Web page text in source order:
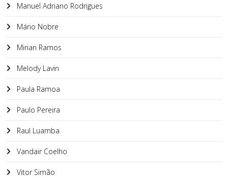
Manuel Adriano Rodrigues
Mário Nobre
Mirian Ramos
Melody Lavin
Paula Ramoa
Paulo Pereira
Raul Luamba
Vandair Coelho
Vitor Simão